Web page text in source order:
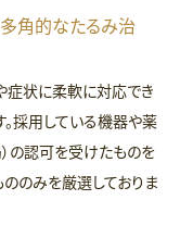
角的なたるみ治
症状に柔軟に対応でき
採用している機器や薬
の認可を受けたものを
のみを厳選しておりま